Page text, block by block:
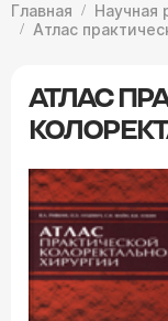
Главная
Научная
Атлас
АТЛАС